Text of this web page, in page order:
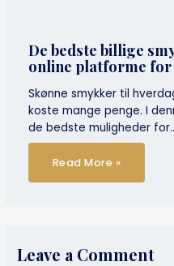
De bedste billige
online platforme
Skønne smykker til
koste mange penge. I
de bedste muligheder
Read More »
Leave a Comment